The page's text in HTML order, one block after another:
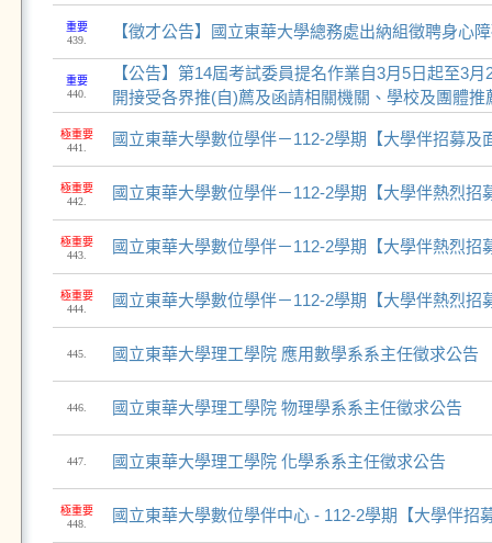
重要
439.
【徵才公告】國立東華大學總務處出納組徵聘身心
重要
440.
【公告】第14屆考試委員提名作業自3月5日起至3
開接受各界推(自)薦及函請相關機關、學校及團體推
極重要
441.
國立東華大學數位學伴－112-2學期【大學伴招募及
極重要
442.
國立東華大學數位學伴－112-2學期【大學伴熱烈招
極重要
443.
國立東華大學數位學伴－112-2學期【大學伴熱烈招
極重要
444.
國立東華大學數位學伴－112-2學期【大學伴熱烈招
445. 國立東華大學理工學院 應用數學系系主任徵求公告
446. 國立東華大學理工學院 物理學系系主任徵求公告
447. 國立東華大學理工學院 化學系系主任徵求公告
極重要
448.
國立東華大學數位學伴中心 - 112-2學期【大學伴招